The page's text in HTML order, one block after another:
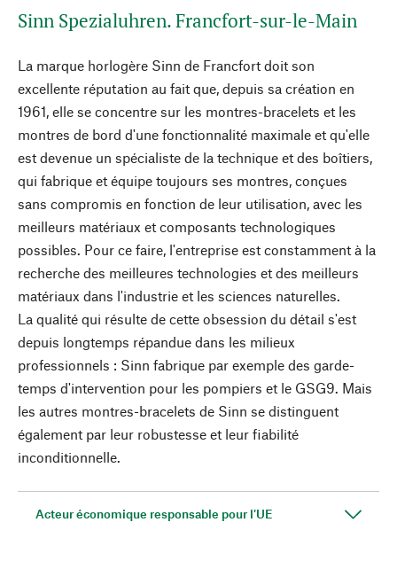
Sinn Spezialuhren. Francfort-sur-le-Main
La marque horlogère Sinn de Francfort doit son
excellente réputation au fait que, depuis sa création en
1961, elle se concentre sur les montres-bracelets et les
montres de bord d'une fonctionnalité maximale et qu'elle
est devenue un spécialiste de la technique et des boîtiers,
qui fabrique et équipe toujours ses montres, conçues
sans compromis en fonction de leur utilisation, avec les
meilleurs matériaux et composants technologiques
possibles. Pour ce faire, l'entreprise est constamment à la
recherche des meilleures technologies et des meilleurs
matériaux dans l'industrie et les sciences naturelles.
La qualité qui résulte de cette obsession du détail s'est
depuis longtemps répandue dans les milieux
professionnels : Sinn fabrique par exemple des garde-
temps d'intervention pour les pompiers et le GSG9. Mais
les autres montres-bracelets de Sinn se distinguent
également par leur robustesse et leur fiabilité
inconditionnelle.
Acteur économique responsable pour l'UE